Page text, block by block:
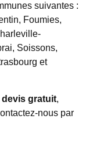
suivantes :
Foumies,
Soissons,
et
devis gratuit,
nous par